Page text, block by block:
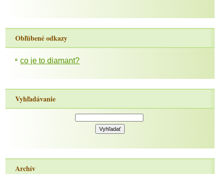
Obľúbené odkazy
co je to diamant?
Vyhľadávanie
Archív